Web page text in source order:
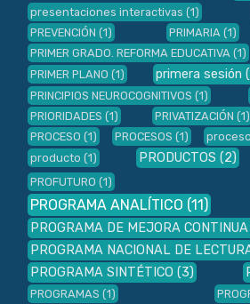
presentaciones interactivas (1)
PREVENCIÓN (1) PRIMARIA (1)
PRIMER GRADO. REFORMA EDUCATIVA (1)
PRIMER PLANO (1) primera sesión
PRINCIPIOS NEUROCOGNITIVOS (1)
PRIORIDADES (1) PRIVATIZACIÓN (1)
PROCESO (1) PROCESOS (1)
producto (1) PRODUCTOS (2)
PROFUTURO (1)
PROGRAMA ANALÍTICO (11)
PROGRAMA DE MEJORA CONTINUA
PROGRAMA NACIONAL DE
PROGRAMA SINTÉTICO (3)
PROGRAMAS (1)